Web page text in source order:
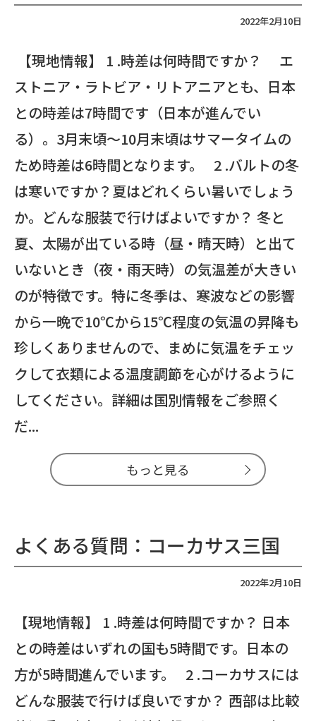
2022年2月10日
【現地情報】 1 .時差は何時間ですか？ エ
ストニア・ラトビア・リトアニアとも、日本
との時差は7時間です（日本が進んでい
る）。3月末頃～10月末頃はサマータイムの
ため時差は6時間となります。 2 .バルトの冬
は寒いですか？夏はどれくらい暑いでしょう
か。どんな服装で行けばよいですか？ 冬と
夏、太陽が出ている時（昼・晴天時）と出て
いないとき（夜・雨天時）の気温差が大きい
のが特徴です。特に冬季は、寒波などの影響
から一晩で10℃から15℃程度の気温の昇降も
珍しくありませんので、まめに気温をチェッ
クして衣類による温度調節を心がけるように
してください。詳細は国別情報をご参照く
だ...
もっと見る
よくある質問：コーカサス三国
2022年2月10日
【現地情報】 1 .時差は何時間ですか？ 日本
との時差はいずれの国も5時間です。日本の
方が5時間進んでいます。 2 .コーカサスには
どんな服装で行けば良いですか？ 西部は比較